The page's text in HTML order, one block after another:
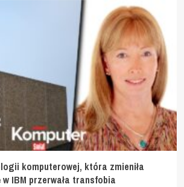
komputerowej, która zmieniła
IBM przerwała transfobia